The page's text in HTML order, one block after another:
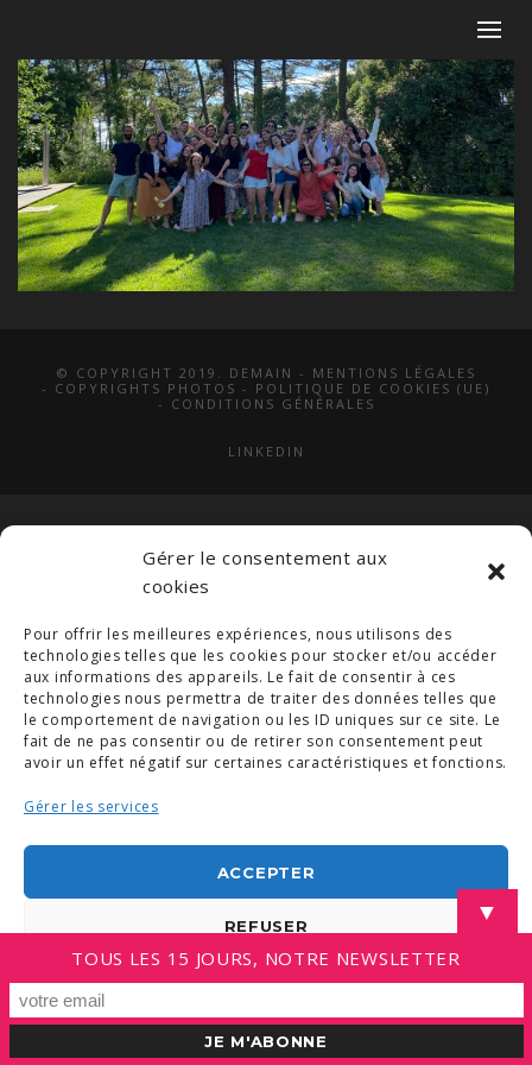
Gérer le consentement aux
cookies
Pour offrir les meilleures expériences, nous utilisons des
technologies telles que les cookies pour stocker et/ou accéder
aux informations des appareils. Le fait de consentir à ces
technologies nous permettra de traiter des données telles que
le comportement de navigation ou les ID uniques sur ce site. Le
fait de ne pas consentir ou de retirer son consentement peut
avoir un effet négatif sur certaines caractéristiques et fonctions.
Gérer les services
ACCEPTER
REFUSER
VOIR LES PRÉFÉRENCES
Politique de cookies
© COPYRIGHT 2019. DEMAIN - MENTIONS LÉGALES
- COPYRIGHTS PHOTOS - POLITIQUE DE COOKIES (UE)
- CONDITIONS GÉNÉRALES
LINKEDIN
▼
TOUS LES 15 JOURS, NOTRE NEWSLETTER